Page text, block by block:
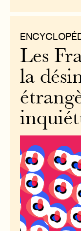
Les
la